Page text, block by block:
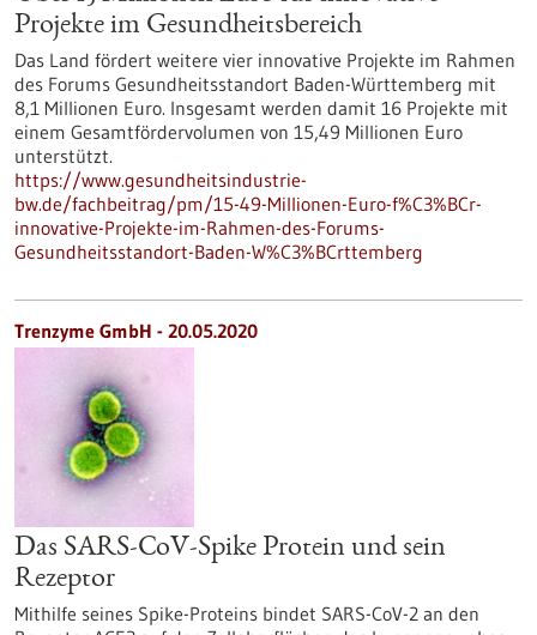
Projekte im Gesundheitsbereich
Das Land fördert weitere vier innovative Projekte im Rahmen
des Forums Gesundheitsstandort Baden-Württemberg mit
8,1 Millionen Euro. Insgesamt werden damit 16 Projekte mit
einem Gesamtfördervolumen von 15,49 Millionen Euro
unterstützt.
https://www.gesundheitsindustrie-
bw.de/fachbeitrag/pm/15-49-Millionen-Euro-f%C3%BCr-
innovative-Projekte-im-Rahmen-des-Forums-
Gesundheitsstandort-Baden-W%C3%BCrttemberg
Trenzyme GmbH - 20.05.2020
Das SARS-CoV-Spike Protein und sein
Rezeptor
Mithilfe seines Spike-Proteins bindet SARS-CoV-2 an den